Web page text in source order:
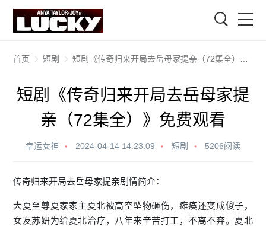
首页 短剧 短剧《传奇归来开局去岳母家提亲（72集全）》免费观看
短剧《传奇归来开局去岳母家提
亲（72集全）》免费观看
幸运女神 2024-04-14 14:23:09 短剧 5206阅读
传奇归来开局去岳母家提亲剧情简介：
大夏至尊夏家家主夏北被高空坠物砸伤，瘫痪还变成傻子，
女友苏妍为给夏北治疗，八年来辛苦打工，不离不弃。夏北